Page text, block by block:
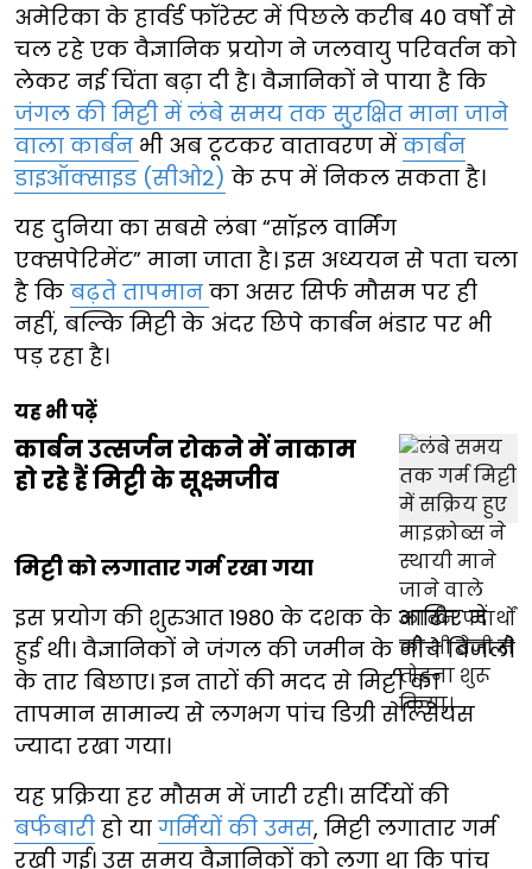
अमेरिका के हार्वर्ड फॉरेस्ट में पिछले करीब 40 वर्षों से
चल रहे एक वैज्ञानिक प्रयोग ने जलवायु परिवर्तन को
लेकर नई चिंता बढ़ा दी है। वैज्ञानिकों ने पाया है कि
जंगल की मिट्टी में लंबे समय तक सुरक्षित माना जाने
वाला कार्बन भी अब टूटकर वातावरण में कार्बन
डाइऑक्साइड (सीओ2) के रूप में निकल सकता है।
यह दुनिया का सबसे लंबा “सॉइल वार्मिंग
एक्सपेरिमेंट” माना जाता है। इस अध्ययन से पता चला
है कि बढ़ते तापमान का असर सिर्फ मौसम पर ही
नहीं, बल्कि मिट्टी के अंदर छिपे कार्बन भंडार पर भी
पड़ रहा है।
यह भी पढ़ें
कार्बन उत्सर्जन रोकने में नाकाम
हो रहे हैं मिट्टी के सूक्ष्मजीव
मिट्टी को लगातार गर्म रखा गया
इस प्रयोग की शुरुआत 1980 के दशक के आखिर में
हुई थी। वैज्ञानिकों ने जंगल की जमीन के नीचे बिजली
के तार बिछाए। इन तारों की मदद से मिट्टी का
तापमान सामान्य से लगभग पांच डिग्री सेल्सियस
ज्यादा रखा गया।
यह प्रक्रिया हर मौसम में जारी रही। सर्दियों की
बर्फबारी हो या गर्मियों की उमस, मिट्टी लगातार गर्म
रखी गई। उस समय वैज्ञानिकों को लगा था कि पांच